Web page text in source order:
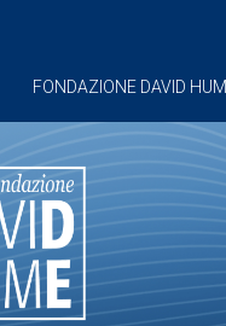
FONDAZIONE DAVID